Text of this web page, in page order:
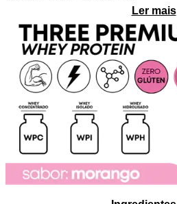
Ler mais